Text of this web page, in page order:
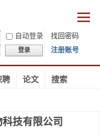
自动登录
找回密码
登录 注册账号
聘 论文 搜索
技有限公司